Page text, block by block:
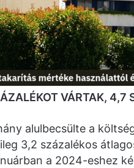
VÁRTAK, 4,7
alulbecsülte a
3,2 százalékos
a 2024-eshez